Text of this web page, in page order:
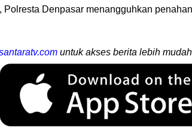
Denpasar menangguhkan
untuk akses berita lebih